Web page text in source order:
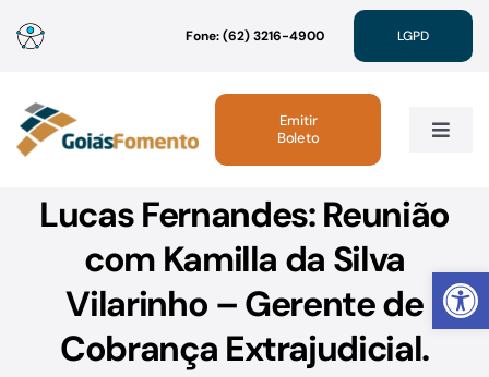
Abrir
para
conteúdo
Fone: (62) 3216-4900 LGPD
Toggle
Institucional
Atendimento
Emitir
Boleto
Lucas Fernandes: Reunião
com Kamilla da Silva
Vilarinho – Gerente de
Cobrança Extrajudicial.